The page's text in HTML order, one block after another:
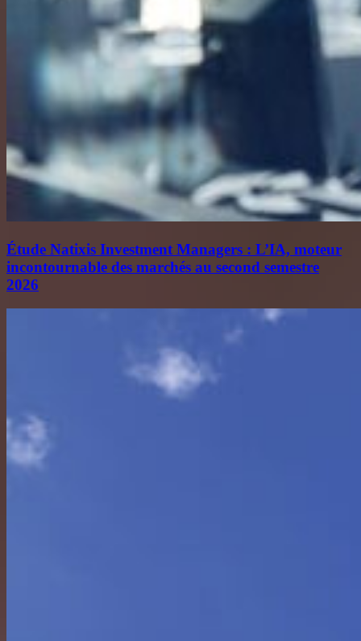
Étude Natixis Investment Managers : L’IA, moteur
incontournable des marchés au second semestre
2026